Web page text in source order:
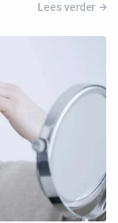
Lees verder